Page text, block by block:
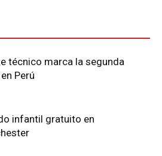
técnico marca la segunda
Perú
infantil gratuito en